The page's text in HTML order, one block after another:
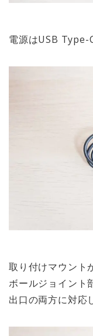
電源はUSB Type-
取り付けマウント
ボールジョイント
出口の両方に対応